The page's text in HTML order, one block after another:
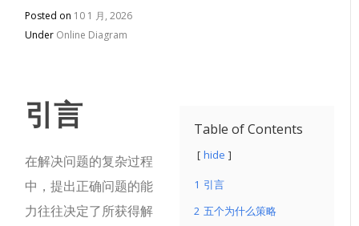
Posted on 10 1 月, 2026
Under Online Diagram
Table of Contents
hide
1 引言
2 五个为什么策略
引言
在解决问题的复杂过程
中，提出正确问题的能
力往往决定了所获得解